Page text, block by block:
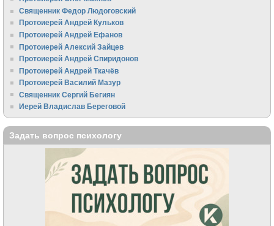
Священник Федор Людоговский
Протоиерей Андрей Кульков
Протоиерей Андрей Ефанов
Протоиерей Алексий Зайцев
Протоиерей Андрей Спиридонов
Протоиерей Андрей Ткачёв
Протоиерей Василий Мазур
Священник Сергий Бегиян
Иерей Владислав Береговой
Задать вопрос психологу